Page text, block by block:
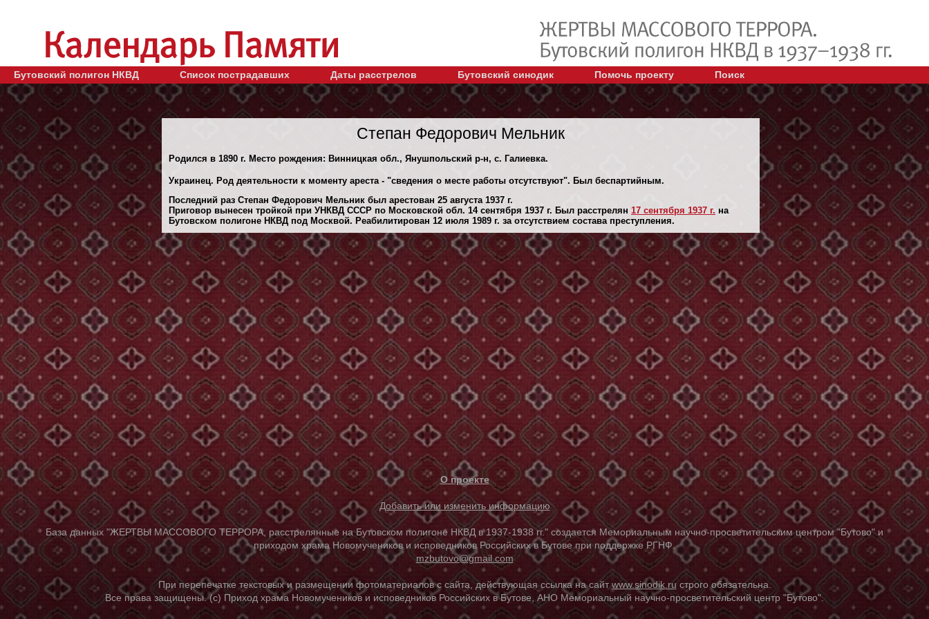
Бутовский полигон НКВД Список пострадавших Даты расстрелов Бутовский синодик Помочь проекту Поиск
Степан Федорович Мельник
Родился в 1890 г. Место рождения: Винницкая обл., Янушпольский р-н, с. Галиевка.
Украинец. Род деятельности к моменту ареста - "сведения о месте работы отсутствуют". Был беспартийным.
Последний раз Степан Федорович Мельник был арестован 25 августа 1937 г.
Приговор вынесен тройкой при УНКВД СССР по Московской обл. 14 сентября 1937 г. Был расстрелян 17 сентября 1937 г. на
Бутовском полигоне НКВД под Москвой. Реабилитирован 12 июля 1989 г. за отсутствием состава преступления.
О проекте
Добавить или изменить информацию
База данных "ЖЕРТВЫ МАССОВОГО ТЕРРОРА, расстрелянные на Бутовском полигоне НКВД в 1937-1938 гг." создается Мемориальным научно-просветительским центром "Бутово" и
приходом храма Новомучеников и исповедников Российских в Бутове при поддержке РГНФ.
mzbutovo@gmail.com
При перепечатке текстовых и размещении фотоматериалов с сайта, действующая ссылка на сайтwww.sinodik.ru строго обязательна.
Все права защищены. (с) Приход храма Новомучеников и исповедников Российских в Бутове, АНО Мемориальный научно-просветительский центр "Бутово".